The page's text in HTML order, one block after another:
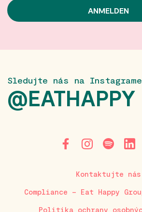
Sledujte nás na
@EATHAPPY
Kontaktujte nás
Compliance – Eat Happy
Politika ochrany